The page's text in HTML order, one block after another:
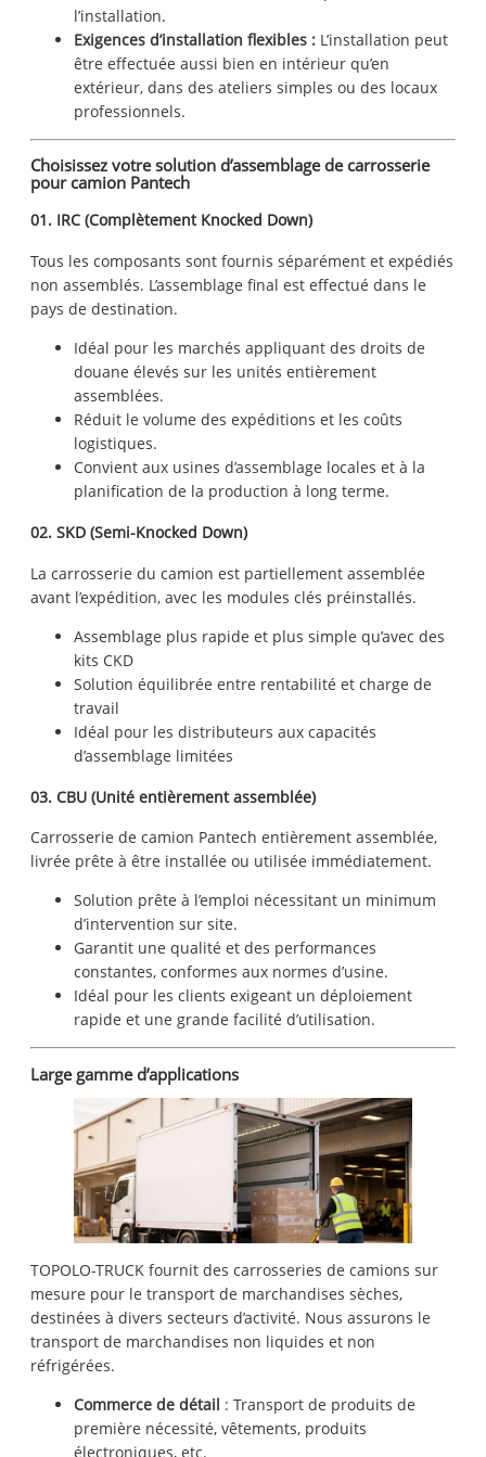
l’installation.
Exigences d’installation flexibles : L’installation peut
être effectuée aussi bien en intérieur qu’en
extérieur, dans des ateliers simples ou des locaux
professionnels.
Choisissez votre solution d’assemblage de carrosserie
pour camion Pantech
01. IRC (Complètement Knocked Down)
Tous les composants sont fournis séparément et expédiés
non assemblés. L’assemblage final est effectué dans le
pays de destination.
Idéal pour les marchés appliquant des droits de
douane élevés sur les unités entièrement
assemblées.
Réduit le volume des expéditions et les coûts
logistiques.
Convient aux usines d’assemblage locales et à la
planification de la production à long terme.
02. SKD (Semi-Knocked Down)
La carrosserie du camion est partiellement assemblée
avant l’expédition, avec les modules clés préinstallés.
Assemblage plus rapide et plus simple qu’avec des
kits CKD
Solution équilibrée entre rentabilité et charge de
travail
Idéal pour les distributeurs aux capacités
d’assemblage limitées
03. CBU (Unité entièrement assemblée)
Carrosserie de camion Pantech entièrement assemblée,
livrée prête à être installée ou utilisée immédiatement.
Solution prête à l’emploi nécessitant un minimum
d’intervention sur site.
Garantit une qualité et des performances
constantes, conformes aux normes d’usine.
Idéal pour les clients exigeant un déploiement
rapide et une grande facilité d’utilisation.
Large gamme d’applications
TOPOLO-TRUCK fournit des carrosseries de camions sur
mesure pour le transport de marchandises sèches,
destinées à divers secteurs d’activité. Nous assurons le
transport de marchandises non liquides et non
réfrigérées.
Commerce de détail : Transport de produits de
première nécessité, vêtements, produits
électroniques, etc.